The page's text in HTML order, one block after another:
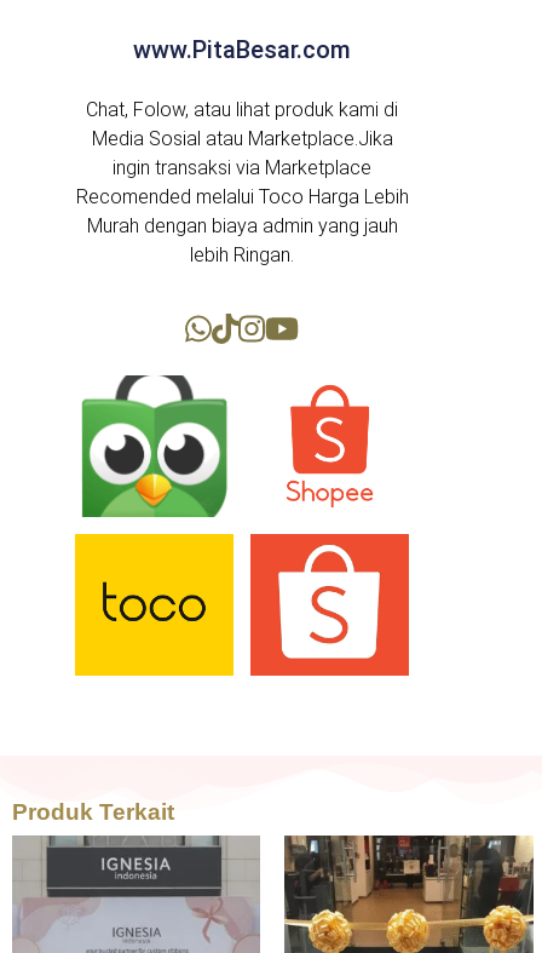
www.PitaBesar.com
Chat, Folow, atau lihat produk kami di
Media Sosial atau Marketplace.Jika
ingin transaksi via Marketplace
Recomended melalui Toco Harga Lebih
Murah dengan biaya admin yang jauh
lebih Ringan.
Produk Terkait